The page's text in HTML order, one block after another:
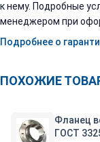
к нему. Подробные
менеджером при
Подробнее о
ПОХОЖИЕ
Фланец
ГОСТ